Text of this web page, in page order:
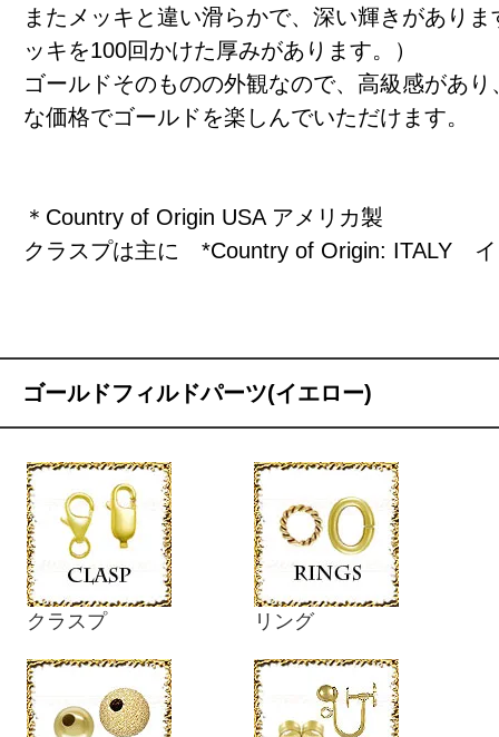
またメッキと違い滑らかで、深い輝きがありま
ッキを100回かけた厚みがあります。）
ゴールドそのものの外観なので、高級感があり
な価格でゴールドを楽しんでいただけます。
＊Country of Origin USA アメリカ製
クラスプは主に *Country of Origin: ITALY イ
ゴールドフィルドパーツ(イエロー)
クラスプ リング